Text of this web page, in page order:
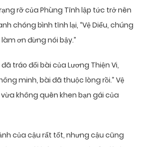
rỡ của Phùng Tĩnh lập tức trở nên
chóng bình tĩnh lại, “Vệ Diểu, chúng
ơn đừng nói bậy.”
tráo đổi bài của Lương Thiện Vi,
minh, bài đã thuộc lòng rồi.” Vệ
vừa không quên khen bạn gái của
của cậu rất tốt, nhưng cậu cũng